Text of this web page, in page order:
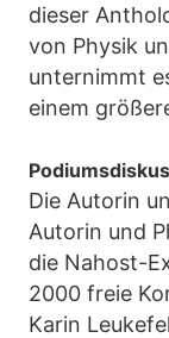
dieser
von Physik
unternimmt
einem
Die Autorin
Autorin und
die Nahost-
2000 freie
Karin